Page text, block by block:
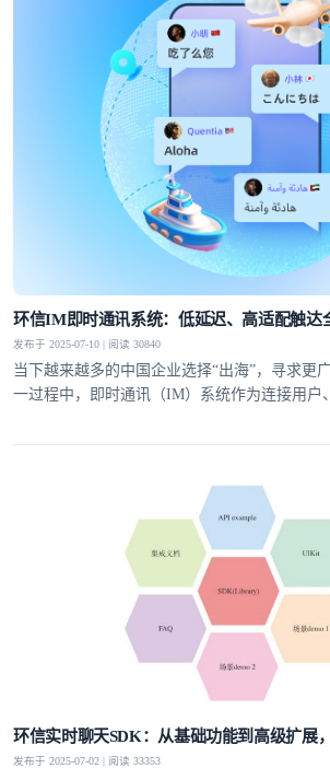
环信IM即时通讯系统：低延迟、高适配触达
发布于 2025-07-10 | 阅读 30840
当下越来越多的中国企业选择“出海”，寻求更
一过程中，即时通讯（IM）系统作为连接用户
领域，通过全球化布局与多平台支持能力，成
环信实时聊天SDK：从基础功能到高级扩展
发布于 2025-07-02 | 阅读 33353
我已阅读并同意通讯云服务条款和
提
不了，谢谢
登录即时通讯云
登录客服云